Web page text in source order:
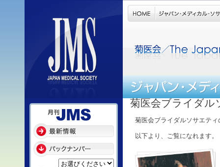
菊医会ブライダ
菊医会ブライダルソサエテ
以下より、ご覧になれます。